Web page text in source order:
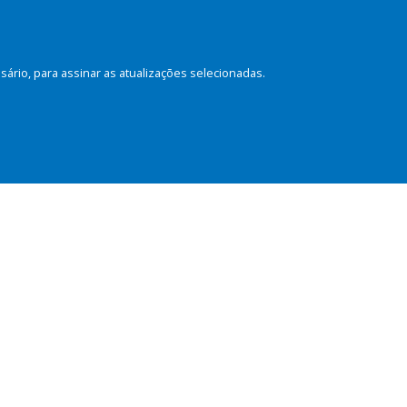
para assinar as atualizações selecionadas.